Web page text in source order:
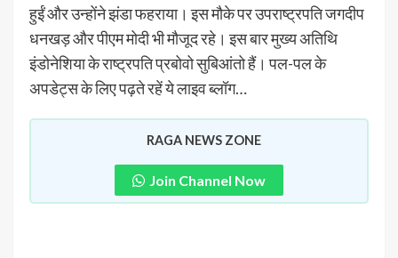
हुईं और उन्होंने झंडा फहराया। इस मौके पर उपराष्ट्रपति जगदीप
धनखड़ और पीएम मोदी भी मौजूद रहे। इस बार मुख्य अतिथि
इंडोनेशिया के राष्ट्रपति प्रबोवो सुबिआंतो हैं। पल-पल के
अपडेट्स के लिए पढ़ते रहें ये लाइव ब्लॉग…
RAGA NEWS ZONE
Join Channel Now